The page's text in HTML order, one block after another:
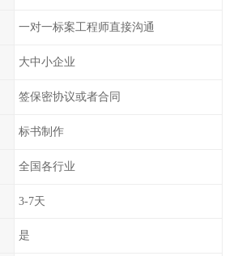
一对一标案工程师直接沟通
大中小企业
签保密协议或者合同
标书制作
全国各行业
3-7天
是